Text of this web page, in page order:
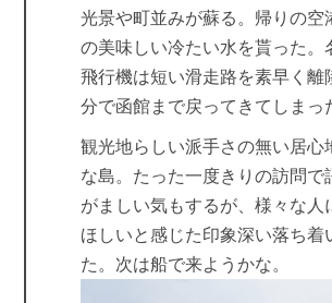
光景や町並みが蘇る。帰りの空
の美味しい冷たい水を貰った。
飛行機は短い滑走路を素早く離
分で函館まで戻ってきてしまっ
観光地らしい派手さの無い居心
な島。たった一度きりの訪問で
がましい気もするが、様々な人
ほしいと感じた印象深い落ち着
た。次は船で来ようかな。